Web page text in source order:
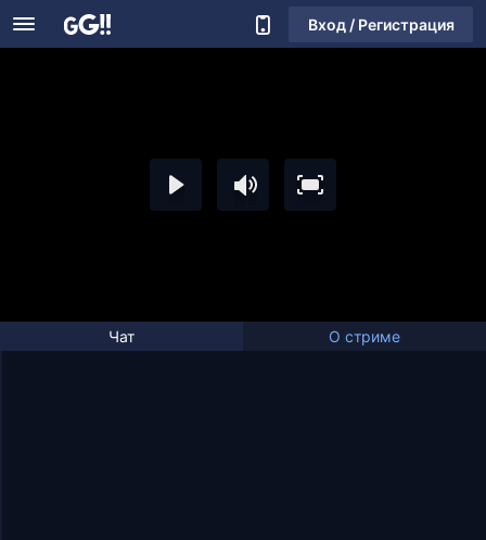
Вход / Регистрация
Чат О стриме